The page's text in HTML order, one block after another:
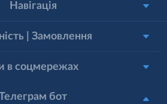
Навігація
| Замовлення
в соцмережах
бот